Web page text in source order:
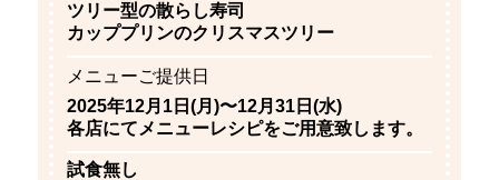
ツリー型の散らし寿司
カッププリンのクリスマスツリー
メニューご提供日
2025年12月1日(月)〜12月31日(水)
各店にてメニューレシピをご用意致します。
試食無し